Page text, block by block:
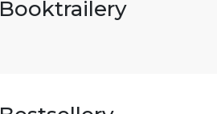
Booktrailery